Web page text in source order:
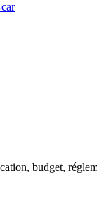
budget,